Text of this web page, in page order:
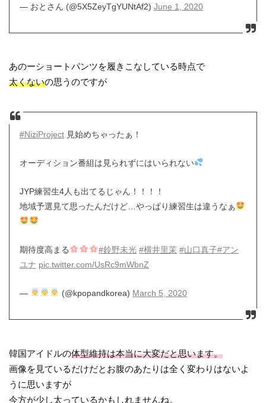
— おとさん (@5X5ZeyTgYUNtAf2) June 1, 2020
あのーショートパンツを履きこなしている時点で
太くないの思うのですが
#NiziProject見始めちゃったぁ！
オーディション番組は見られずにはいられない
JYP練習生4人も出てるじゃん！！！！
地域予選見て思ったんだけど…やっぱり練習生は違うなぁ
期待度高まる #鈴野未光 #横井里茉 #山口真子#アン
ユナ pic.twitter.com/UsRc9mWbnZ
— (@kpopandkorea) March 5, 2020
韓国アイドルの体型維持は本当に大変だと思います。
画像を見ているだけだとお腹のあたりは全く変わりはないよ
うに思いますが
今方が少し太っているかもしれませんね。